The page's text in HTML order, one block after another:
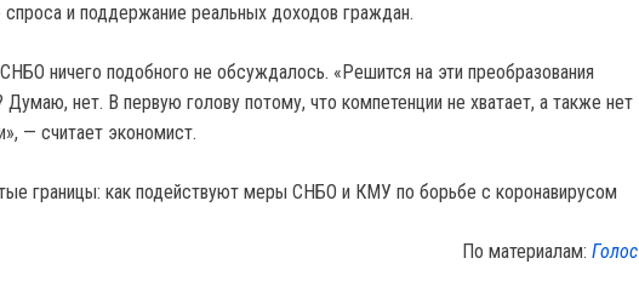
спроса и поддержание реальных доходов граждан.
ничего подобного не обсуждалось. «Решится на эти преобразования
нет. В первую голову потому, что компетенции не хватает, а также нет
— считает экономист.
По материалам:Голос